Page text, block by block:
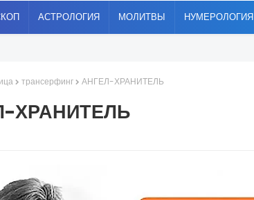
АСТРОЛОГИЯ МОЛИТВЫ НУМЕРОЛОГИЯ
трансерфинг АНГЕЛ-ХРАНИТЕЛЬ
ХРАНИТЕЛЬ